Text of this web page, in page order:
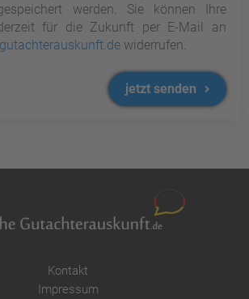
werden. Sie können Ihre
für die Zukunft per E-Mail an
widerrufen.
jetzt senden
Kontakt
Impressum